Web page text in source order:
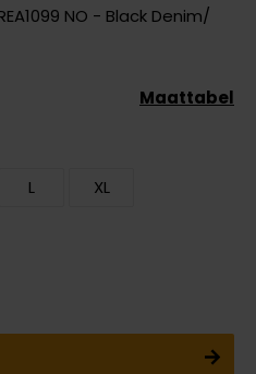
REA1099 NO - Black Denim/
L XL
Maattabel